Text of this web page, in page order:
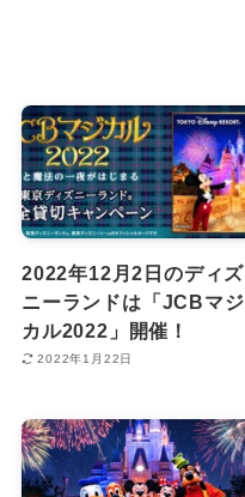
2022年12月2日のディズ
ニーランドは「JCBマジ
カル2022」開催！
2022年1月22日